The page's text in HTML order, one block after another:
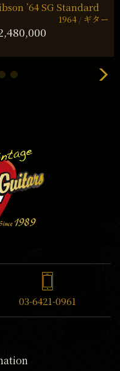
’64 SG Standard
1964 ギター
03-6421-0961